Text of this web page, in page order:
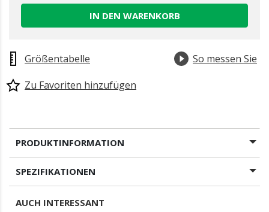
IN DEN WARENKORB
Größentabelle
So messen Sie
Zu Favoriten hinzufügen
PRODUKTINFORMATION
SPEZIFIKATIONEN
AUCH INTERESSANT